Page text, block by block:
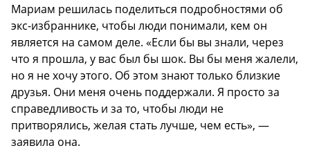
Мариам решилась поделиться подробностями об
экс-избраннике, чтобы люди понимали, кем он
является на самом деле. «Если бы вы знали, через
что я прошла, у вас был бы шок. Вы бы меня жалели,
но я не хочу этого. Об этом знают только близкие
друзья. Они меня очень поддержали. Я просто за
справедливость и за то, чтобы люди не
притворялись, желая стать лучше, чем есть», —
заявила она.